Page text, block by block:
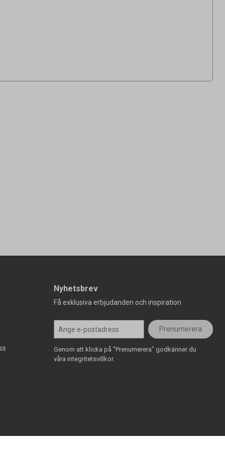
Nyhetsbrev
Få exklusiva erbjudanden och inspiration
Prenumerera
Genom att klicka på "Prenumerera" godkänner du
våra integritetsvillkor.